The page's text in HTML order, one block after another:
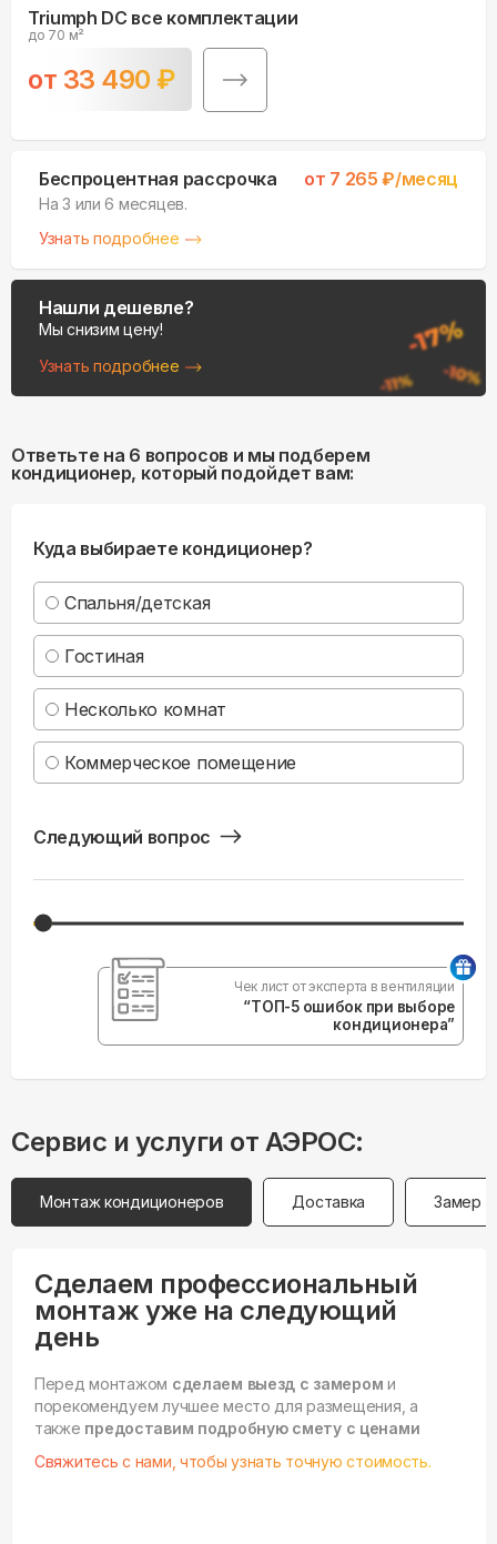
Triumph DC все комплектации
до 70 м²
от 33 490 ₽
Беспроцентная рассрочка от 7 265 ₽/месяц
На 3 или 6 месяцев.
Узнать подробнее
Нашли дешевле?
Мы снизим цену!
Узнать подробнее
Ответьте на 6 вопросов и мы подберем
кондиционер, который подойдет вам:
Куда выбираете кондиционер?
Спальня/детская
Гостиная
Несколько комнат
Коммерческое помещение
Следующий вопрос
Чек лист от эксперта в вентиляции
“ТОП-5 ошибок при выборе
кондиционера”
Сервис и услуги от АЭРОС:
Монтаж кондиционеров Доставка Замер
Сделаем профессиональный
монтаж уже на следующий
день
Перед монтажом сделаем выезд с замером и
порекомендуем лучшее место для размещения, а
также предоставим подробную смету с ценами
Свяжитесь с нами, чтобы узнать точную стоимость.